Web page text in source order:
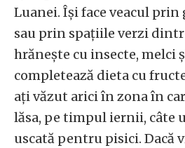
Luanei. Își face veacul
sau prin spațiile verzi
hrănește cu insecte, melci
completează dieta cu
ați văzut arici în zona în
lăsa, pe timpul iernii, câte
uscată pentru pisici. Dacă